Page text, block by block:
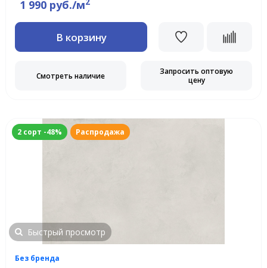
1 990 руб./м
В корзину
Смотреть наличие
Запросить оптовую
цену
2 сорт -48% Распродажа
Быстрый просмотр
Без бренда